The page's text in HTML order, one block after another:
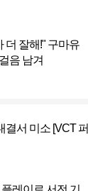
더 잘해!" 구마유
음 남겨
결서 미소 [VCT 퍼